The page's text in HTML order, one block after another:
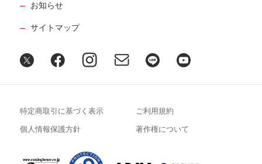
お知らせ
サイトマップ
特定商取引に基づく表示 ご利用規約
個人情報保護方針 著作権について